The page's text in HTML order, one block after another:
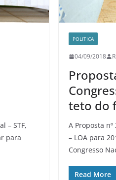
– STF,
para
POLITICA
04/09/2018
teto do
A Proposta
– LOA para
Congresso
Read More